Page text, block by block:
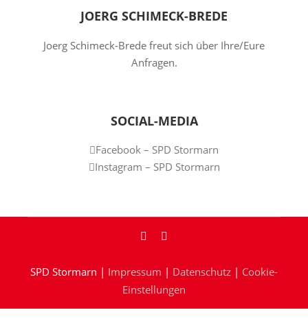
JOERG SCHIMECK-BREDE
Joerg Schimeck-Brede freut sich über Ihre/Eure
Anfragen.
SOCIAL-MEDIA
Facebook – SPD Stormarn
Instagram – SPD Stormarn
SPD Stormarn | Impressum | Datenschutz | Cookie-
Einstellungen